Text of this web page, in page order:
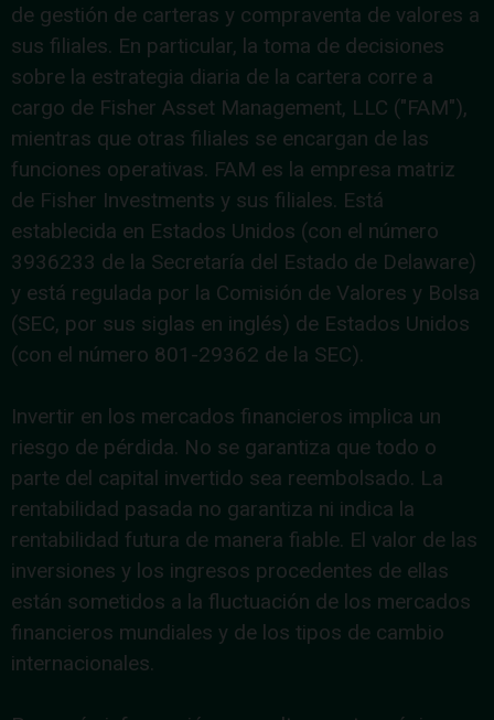
de gestión de carteras y compraventa de valores a
sus filiales. En particular, la toma de decisiones
sobre la estrategia diaria de la cartera corre a
cargo de Fisher Asset Management, LLC ("FAM"),
mientras que otras filiales se encargan de las
funciones operativas. FAM es la empresa matriz
de Fisher Investments y sus filiales. Está
establecida en Estados Unidos (con el número
3936233 de la Secretaría del Estado de Delaware)
y está regulada por la Comisión de Valores y Bolsa
(SEC, por sus siglas en inglés) de Estados Unidos
(con el número 801-29362 de la SEC).
Invertir en los mercados financieros implica un
riesgo de pérdida. No se garantiza que todo o
parte del capital invertido sea reembolsado. La
rentabilidad pasada no garantiza ni indica la
rentabilidad futura de manera fiable. El valor de las
inversiones y los ingresos procedentes de ellas
están sometidos a la fluctuación de los mercados
financieros mundiales y de los tipos de cambio
internacionales.